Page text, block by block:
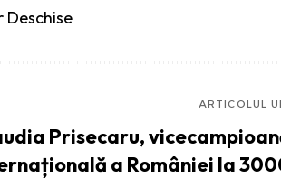
Deschise
ARTICOLUL
Prisecaru,
a României la